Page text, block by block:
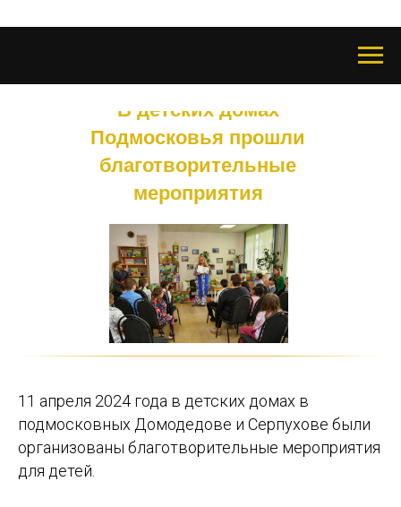
В детских домах
Подмосковья прошли
благотворительные
мероприятия
11 апреля 2024 года в детских домах в
подмосковных Домодедове и Серпухове были
организованы благотворительные мероприятия
для детей.